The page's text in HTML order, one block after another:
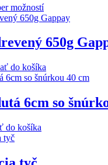
možnostíTento
produkt
viacero
variantov.
si
môžete
na
stránke
650g
do košíka
6cm so
do košíka